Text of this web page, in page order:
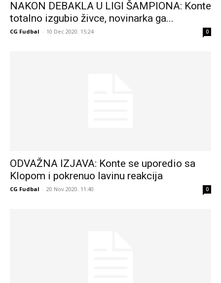
NAKON DEBAKLA U LIGI ŠAMPIONA: Konte
totalno izgubio živce, novinarka ga...
CG Fudbal - 10 Dec 2020. 15:24 0
ODVAŽNA IZJAVA: Konte se uporedio sa
Klopom i pokrenuo lavinu reakcija
CG Fudbal - 20 Nov 2020. 11:40 0